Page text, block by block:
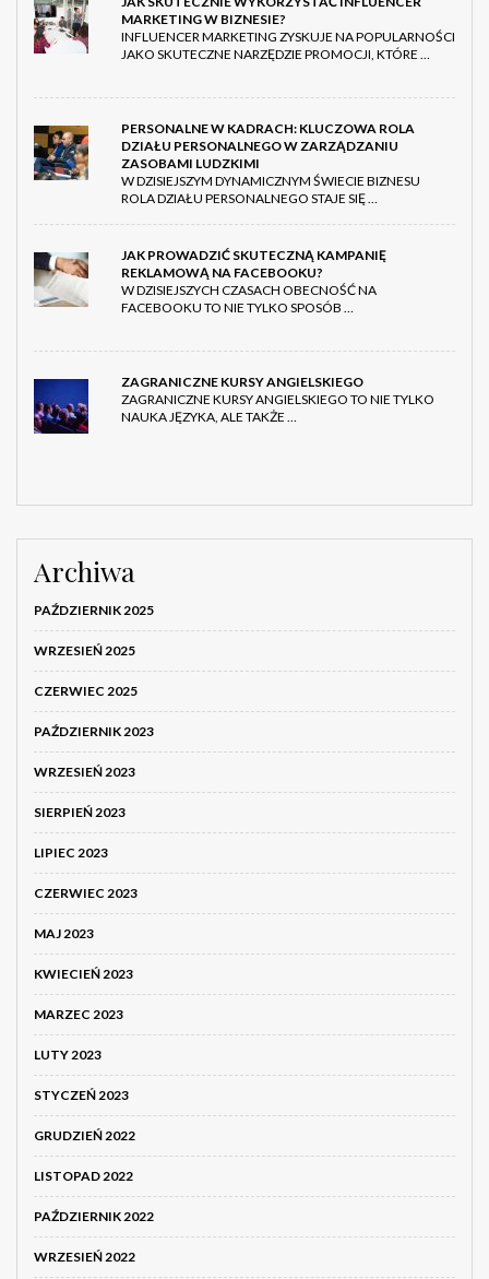
MARKETING W BIZNESIE?
INFLUENCER MARKETING ZYSKUJE NA POPULARNOŚCI
JAKO SKUTECZNE NARZĘDZIE PROMOCJI, KTÓRE …
PERSONALNE W KADRACH: KLUCZOWA ROLA
DZIAŁU PERSONALNEGO W ZARZĄDZANIU
ZASOBAMI LUDZKIMI
W DZISIEJSZYM DYNAMICZNYM ŚWIECIE BIZNESU
ROLA DZIAŁU PERSONALNEGO STAJE SIĘ …
JAK PROWADZIĆ SKUTECZNĄ KAMPANIĘ
REKLAMOWĄ NA FACEBOOKU?
W DZISIEJSZYCH CZASACH OBECNOŚĆ NA
FACEBOOKU TO NIE TYLKO SPOSÓB …
ZAGRANICZNE KURSY ANGIELSKIEGO
ZAGRANICZNE KURSY ANGIELSKIEGO TO NIE TYLKO
NAUKA JĘZYKA, ALE TAKŻE …
Archiwa
PAŹDZIERNIK 2025
WRZESIEŃ 2025
CZERWIEC 2025
PAŹDZIERNIK 2023
WRZESIEŃ 2023
SIERPIEŃ 2023
LIPIEC 2023
CZERWIEC 2023
MAJ 2023
KWIECIEŃ 2023
MARZEC 2023
LUTY 2023
STYCZEŃ 2023
GRUDZIEŃ 2022
LISTOPAD 2022
PAŹDZIERNIK 2022
WRZESIEŃ 2022